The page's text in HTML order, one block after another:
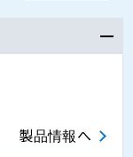
製品情報へ